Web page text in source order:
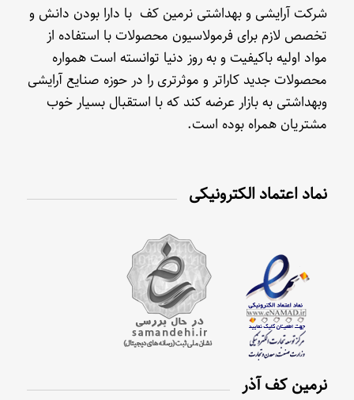
شرکت آرایشی و بهداشتی نرمین کف با دارا بودن دانش و
تخصص لازم برای فرمولاسیون محصولات با استفاده از
مواد اولیه باکیفیت و به روز دنیا توانسته است همواره
محصولات جدید کاراتر و موثرتری را در حوزه صنایع آرایشی
وبهداشتی به بازار عرضه کند که با استقبال بسیار خوب
مشتریان همراه بوده است.
نماد اعتماد الکترونیکی
نرمین کف آذر